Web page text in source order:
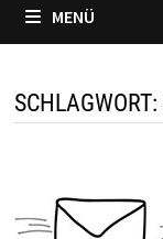
MENÜ
SCHLAGWORT: